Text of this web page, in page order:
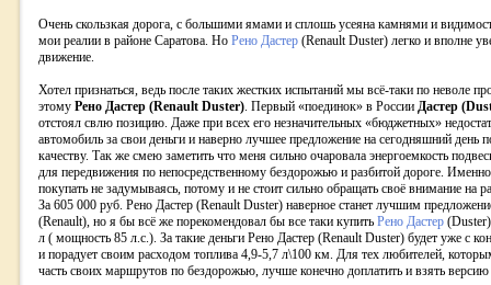
Очень скользкая дорога, с большими ямами и сплошь усеяна камнями и
мои реалии в районе Саратова. Но Рено Дастер (Renault Duster) легко и вполне
движение.
Хотел признаться, ведь после таких жестких испытаний мы всё-таки по неволе
этому Рено Дастер (Renault Duster). Первый «поединок» в России Дастер
отстоял свлю позицию. Даже при всех его незначительных «бюджетных»
автомобиль за свои деньги и наверно лучшее предложение на сегодняшний день
качеству. Так же смею заметить что меня сильно очаровала энергоемкость
для передвижения по непосредственному бездорожью и разбитой дороге.
покупать не задумываясь, потому и не стоит сильно обращать своё внимание
За 605 000 руб. Рено Дастер (Renault Duster) наверное станет лучшим
(Renault), но я бы всё же порекомендовал бы все таки купить Рено Дастер
л ( мощность 85 л.с.). За такие деньги Рено Дастер (Renault Duster) будет уже с
и порадует своим расходом топлива 4,9-5,7 л\100 км. Для тех любителей,
часть своих маршрутов по бездорожью, лучше конечно доплатить и взять